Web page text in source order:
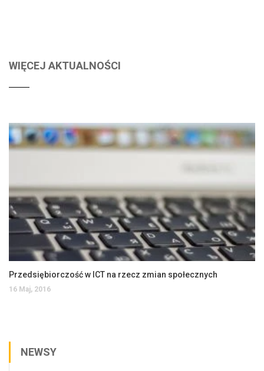
WIĘCEJ AKTUALNOŚCI
Przedsiębiorczość w ICT na rzecz zmian społecznych
16 Maj, 2016
NEWSY